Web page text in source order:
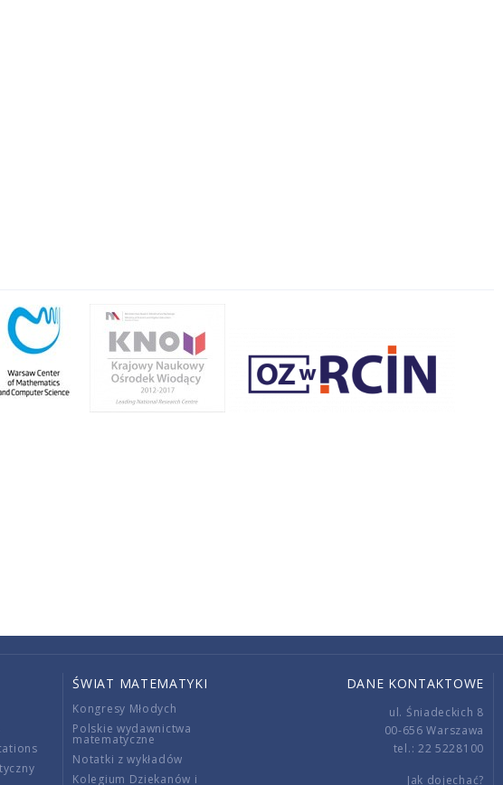
ŚWIAT MATEMATYKI
Kongresy Młodych
Polskie wydawnictwa
matematyczne
Notatki z wykładów
Kolegium Dziekanów i
DANE KONTAKTOWE
ul. Śniadeckich 8
00-656 Warszawa
tel.: 22 5228100
Jak dojechać?